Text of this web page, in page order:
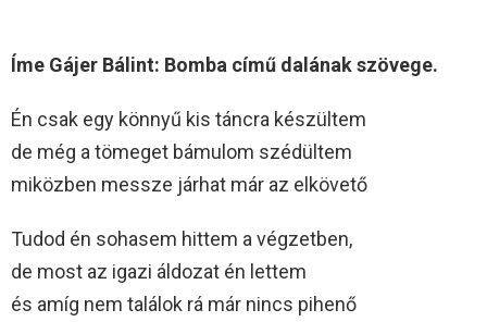
Íme Gájer Bálint: Bomba című dalának szövege.
Én csak egy könnyű kis táncra készültem
de még a tömeget bámulom szédültem
miközben messze járhat már az elkövető
Tudod én sohasem hittem a végzetben,
de most az igazi áldozat én lettem
és amíg nem találok rá már nincs pihenő